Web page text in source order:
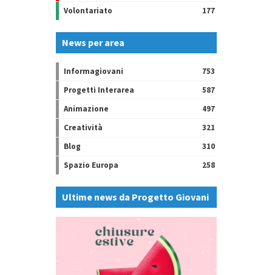
Volontariato
177
News per area
Informagiovani
753
Progetti Interarea
587
Animazione
497
Creatività
321
Blog
310
Spazio Europa
258
Ultime news da Progetto Giovani